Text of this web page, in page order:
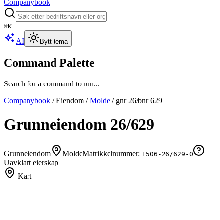
Companybook
⌘K
AI Bytt tema
Command Palette
Search for a command to run...
Companybook /Eiendom /Molde / gnr 26/bnr629
Grunneiendom 26/629
Grunneiendom MoldeMatrikkelnummer: 1506-26/629-0
Uavklart eierskap
Kart